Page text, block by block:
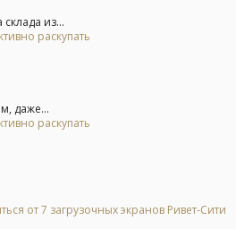
из...
раскупать
даже...
раскупать
от 7 загрузочных экранов Ривет-Сити